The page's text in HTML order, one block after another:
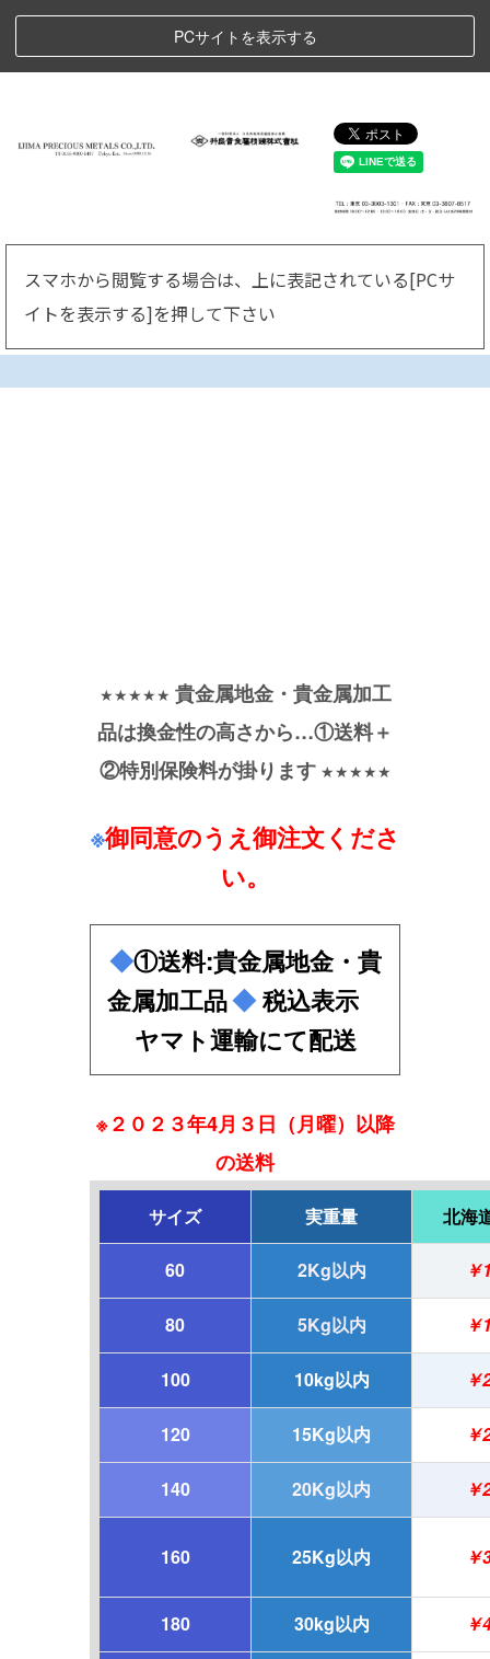
PCサイトを表示する
スマホから閲覧する場合は、上に表記されている[PCサ
イトを表示する]を押して下さい
★★★★★ 貴金属地金・貴金属加工
品は換金性の高さから…①送料＋
②特別保険料が掛ります★★★★★
※御同意のうえ御注文くださ
い。
◆①送料:貴金属地金・貴
金属加工品◆税込表示
ヤマト運輸にて配送
※２０２３年4月３日（月曜）以降
の送料
サイズ 実重量 北海
60 2Kg以内
80 5Kg以内
100 10kg以内
120 15Kg以内
140 20Kg以内
160 25Kg以内
180 30kg以内